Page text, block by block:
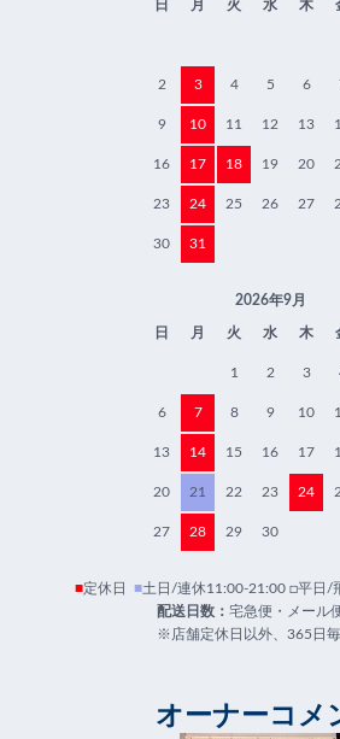
日 月 火 水 木
2 3 4 5 6
9 10 11 12 13
16 17 18 19 20
23 24 25 26 27
30 31
2026年9月
日 月 火 水 木
1 2 3
6 7 8 9 10
13 14 15 16 17
20 21 22 23 24
27 28 29 30
■定休日 ■土日/連休11:00-21:00 □平日/
配送日数： 宅急便・メール
※店舗定休日以外、365日
オーナーコメ